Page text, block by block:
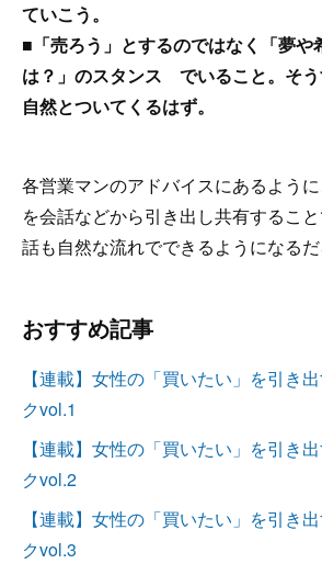
ていこう。
■「売ろう」とするのではなく「夢や
は？」のスタンス でいること。そ
自然とついてくるはず。
各営業マンのアドバイスにあるよう
を会話などから引き出し共有するこ
話も自然な流れでできるようになるだ
おすすめ記事
【連載】女性の「買いたい」を引き
クvol.1
【連載】女性の「買いたい」を引き
クvol.2
【連載】女性の「買いたい」を引き
クvol.3